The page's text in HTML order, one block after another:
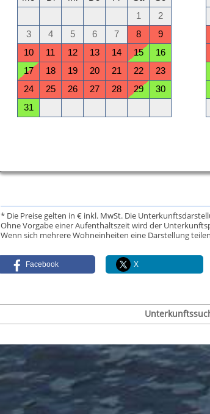
* Die Preise gelten in € inkl. MwSt. Die
Ohne Vorgabe einer Aufenthaltszeit wird der
Wenn sich mehrere Wohneinheiten eine Darstellung
Facebook X